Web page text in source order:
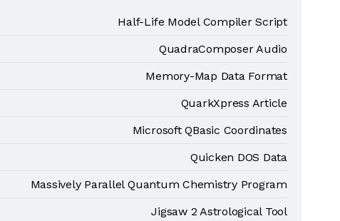
Half-Life Model Compiler Script
QuadraComposer Audio
Memory-Map Data Format
QuarkXpress Article
Microsoft QBasic Coordinates
Quicken DOS Data
Massively Parallel Quantum Chemistry Program
Jigsaw 2 Astrological Tool